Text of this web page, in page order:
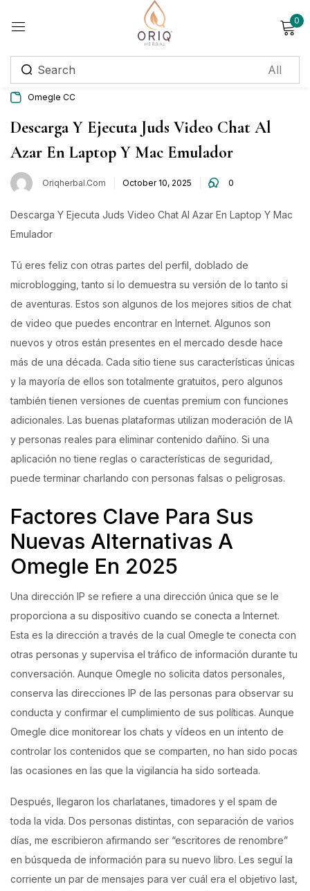
0
Omegle CC
Descarga Y Ejecuta Juds Video Chat Al
Azar En Laptop Y Mac Emulador
Oriqherbal.com October 10, 2025 0
Descarga Y Ejecuta Juds Video Chat Al Azar En Laptop Y Mac
Emulador
Tú eres feliz con otras partes del perfil, doblado de
microblogging, tanto si lo demuestra su versión de lo tanto si
de aventuras. Estos son algunos de los mejores sitios de chat
de video que puedes encontrar en Internet. Algunos son
nuevos y otros están presentes en el mercado desde hace
más de una década. Cada sitio tiene sus características únicas
y la mayoría de ellos son totalmente gratuitos, pero algunos
también tienen versiones de cuentas premium con funciones
adicionales. Las buenas plataformas utilizan moderación de IA
y personas reales para eliminar contenido dañino. Si una
aplicación no tiene reglas o características de seguridad,
puede terminar charlando con personas falsas o peligrosas.
Factores Clave Para Sus
Nuevas Alternativas A
Omegle En 2025
Una dirección IP se refiere a una dirección única que se le
proporciona a su dispositivo cuando se conecta a Internet.
Esta es la dirección a través de la cual Omegle te conecta con
otras personas y supervisa el tráfico de información durante tu
conversación. Aunque Omegle no solicita datos personales,
conserva las direcciones IP de las personas para observar su
conducta y confirmar el cumplimiento de sus políticas. Aunque
Omegle dice monitorear los chats y vídeos en un intento de
controlar los contenidos que se comparten, no han sido pocas
las ocasiones en las que la vigilancia ha sido sorteada.
Después, llegaron los charlatanes, timadores y el spam de
toda la vida. Dos personas distintas, con separación de varios
días, me escribieron afirmando ser “escritores de renombre”
en búsqueda de información para su nuevo libro. Les seguí la
corriente un par de mensajes para ver cuál era el objetivo last,
Sign in
Remember me Lost password?
Login with OTP
Phone*
Login with Password
Login with Email OTP